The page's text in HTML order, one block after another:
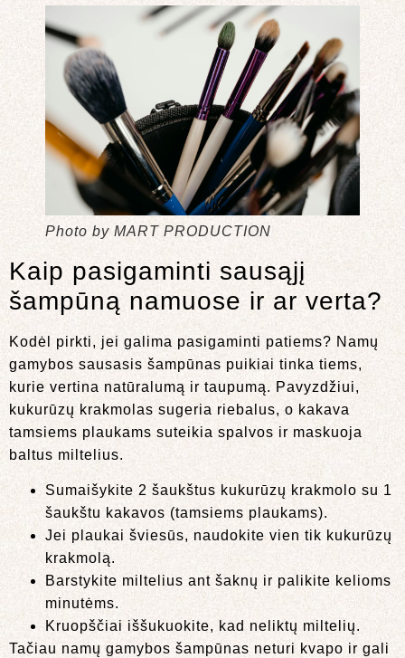
Photo by MART PRODUCTION
Kaip pasigaminti sausąjį
šampūną namuose ir ar verta?
Kodėl pirkti, jei galima pasigaminti patiems? Namų
gamybos sausasis šampūnas puikiai tinka tiems,
kurie vertina natūralumą ir taupumą. Pavyzdžiui,
kukurūzų krakmolas sugeria riebalus, o kakava
tamsiems plaukams suteikia spalvos ir maskuoja
baltus miltelius.
Sumaišykite 2 šaukštus kukurūzų krakmolo su 1
šaukštu kakavos (tamsiems plaukams).
Jei plaukai šviesūs, naudokite vien tik kukurūzų
krakmolą.
Barstykite miltelius ant šaknų ir palikite kelioms
minutėms.
Kruopščiai iššukuokite, kad neliktų miltelių.
Tačiau namų gamybos šampūnas neturi kvapo ir gali